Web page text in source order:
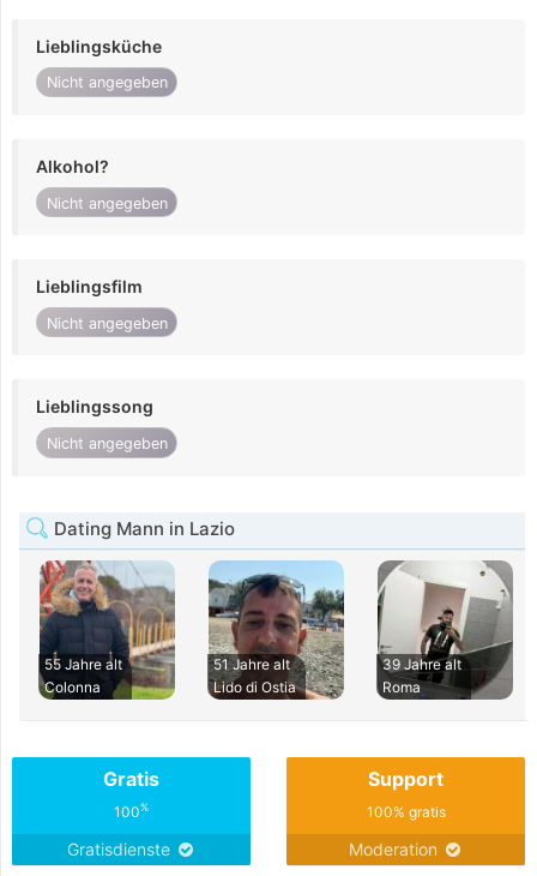
Lieblingsküche
Nicht angegeben
Alkohol?
Nicht angegeben
Lieblingsfilm
Nicht angegeben
Lieblingssong
Nicht angegeben
Dating Mann in Lazio
55 Jahre alt
Colonna
51 Jahre alt
Lido di Ostia
39 Jahre alt
Roma
Gratis
100%
Gratisdienste
Support
100% gratis
Moderation